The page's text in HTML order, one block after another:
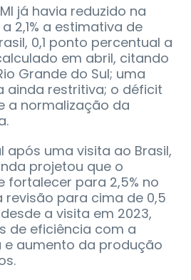
já havia reduzido na
2,1% a estimativa de
0,1 ponto percentual a
em abril, citando
Grande do Sul; uma
ainda restritiva; o déficit
a normalização da
após uma visita ao Brasil,
projetou que o
fortalecer para 2,5% no
revisão para cima de 0,5
a visita em 2023,
de eficiência com a
aumento da produção